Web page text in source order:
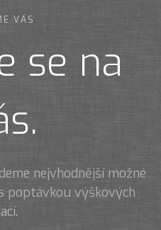
VÁS
se na
nejvhodnější možné
poptávkou výškových